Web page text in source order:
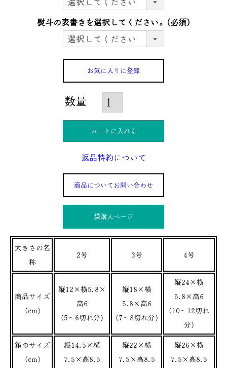
熨斗の表書きを選択してください。 (必須)
お気に入りに登録
カートに入れる
返品特約について
商品についてお問い合わせ
袋購入ぺージ
大きさの名
称
2号 3号 4号
商品サイズ
(cm)
縦12×横5.8×
高6
(5～6切れ分)
縦18×横
5.8×高6
(7～8切れ分)
縦24×横
5.8×高6
(10～12切れ
分)
箱のサイズ
(cm)
縦14.5×横
7.5×高8.5
縦22×横
7.5×高8.5
縦26×横
7.5×高8.5